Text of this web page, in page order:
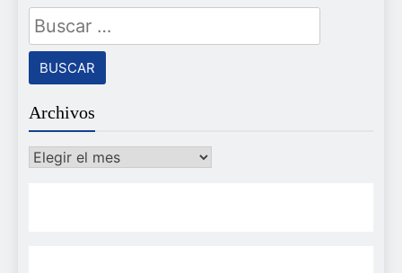
Buscar:
Archivos
Archivos